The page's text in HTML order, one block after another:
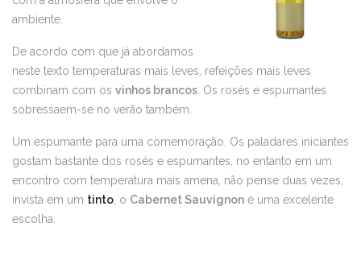
ambiente.
De acordo com que já abordamos
neste texto temperaturas mais leves, refeições mais leves
combinam com os vinhos brancos . Os rosés e espumantes
sobressaem-se no verão também.
Um espumante para uma comemoração. Os paladares iniciantes
gostam bastante dos rosés e espumantes, no entanto em um
encontro com temperatura mais amena, não pense duas vezes,
invista em um tinto , o Cabernet Sauvignon é uma excelente
escolha.